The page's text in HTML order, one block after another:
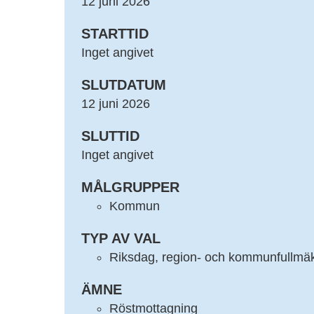
STARTTID
Inget angivet
SLUTDATUM
12 juni 2026
SLUTTID
Inget angivet
MÅLGRUPPER
Kommun
TYP AV VAL
Riksdag, region- och
ÄMNE
Röstmottagning